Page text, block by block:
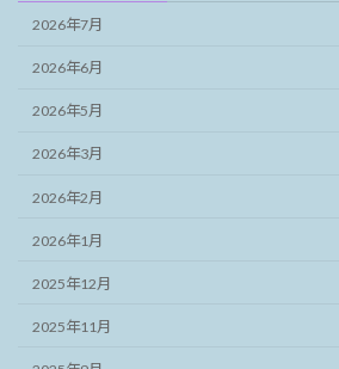
2026年7月
2026年6月
2026年5月
2026年3月
2026年2月
2026年1月
2025年12月
2025年11月